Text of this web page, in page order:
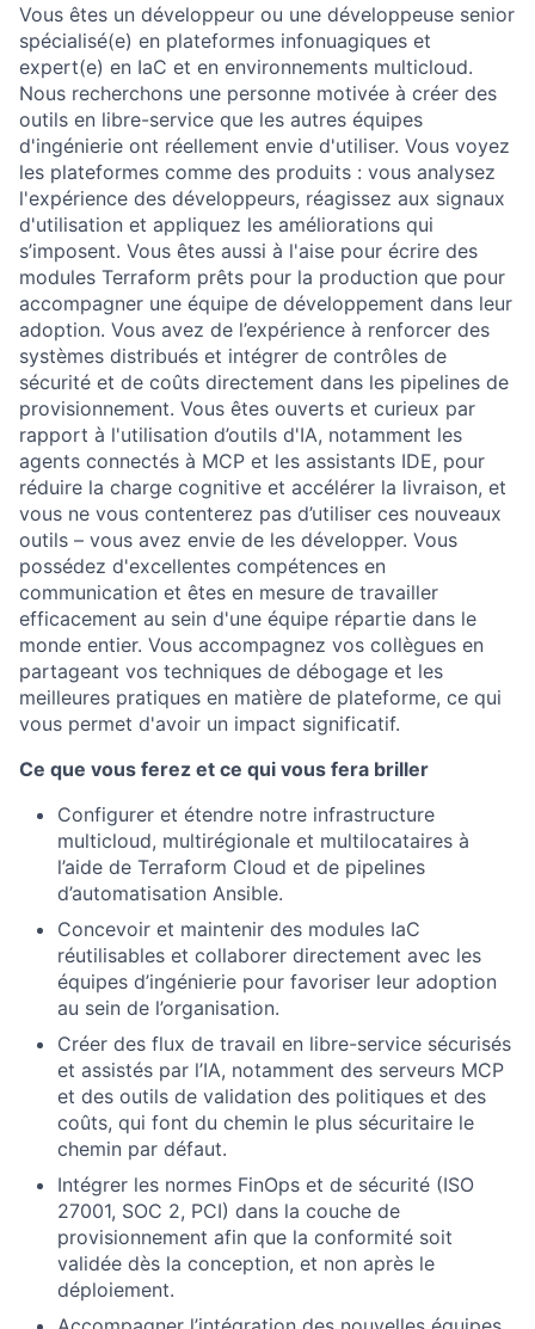
Vous êtes un développeur ou une développeuse senior
spécialisé(e) en plateformes infonuagiques et
expert(e) en IaC et en environnements multicloud.
Nous recherchons une personne motivée à créer des
outils en libre-service que les autres équipes
d'ingénierie ont réellement envie d'utiliser. Vous voyez
les plateformes comme des produits : vous analysez
l'expérience des développeurs, réagissez aux signaux
d'utilisation et appliquez les améliorations qui
s’imposent. Vous êtes aussi à l'aise pour écrire des
modules Terraform prêts pour la production que pour
accompagner une équipe de développement dans leur
adoption. Vous avez de l’expérience à renforcer des
systèmes distribués et intégrer de contrôles de
sécurité et de coûts directement dans les pipelines de
provisionnement. Vous êtes ouverts et curieux par
rapport à l'utilisation d’outils d'IA, notamment les
agents connectés à MCP et les assistants IDE, pour
réduire la charge cognitive et accélérer la livraison, et
vous ne vous contenterez pas d’utiliser ces nouveaux
outils – vous avez envie de les développer. Vous
possédez d'excellentes compétences en
communication et êtes en mesure de travailler
efficacement au sein d'une équipe répartie dans le
monde entier. Vous accompagnez vos collègues en
partageant vos techniques de débogage et les
meilleures pratiques en matière de plateforme, ce qui
vous permet d'avoir un impact significatif.
Ce que vous ferez et ce qui vous fera briller
Configurer et étendre notre infrastructure
multicloud, multirégionale et multilocataires à
l’aide de Terraform Cloud et de pipelines
d’automatisation Ansible.
Concevoir et maintenir des modules IaC
réutilisables et collaborer directement avec les
équipes d’ingénierie pour favoriser leur adoption
au sein de l’organisation.
Créer des flux de travail en libre-service sécurisés
et assistés par l’IA, notamment des serveurs MCP
et des outils de validation des politiques et des
coûts, qui font du chemin le plus sécuritaire le
chemin par défaut.
Intégrer les normes FinOps et de sécurité (ISO
27001, SOC 2, PCI) dans la couche de
provisionnement afin que la conformité soit
validée dès la conception, et non après le
déploiement.